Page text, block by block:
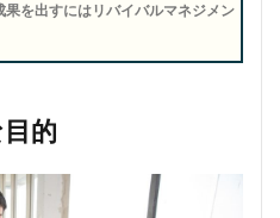
を出すにはリバイバルマネジメン
的